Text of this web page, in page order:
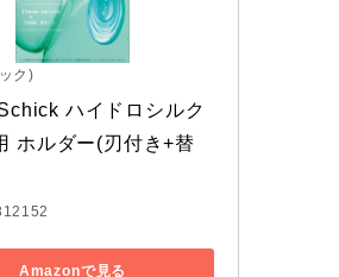
ク)
ハイドロシルク
ホルダー(刃付き+替
Amazonで見る